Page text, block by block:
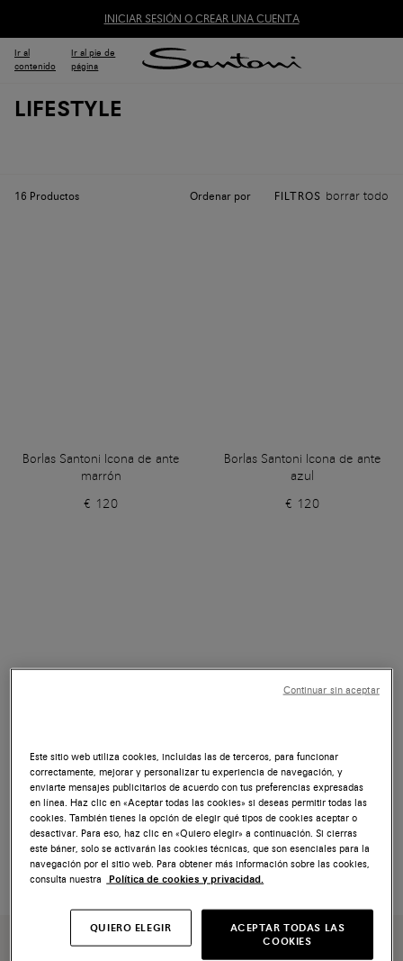
INICIAR SESIÓN O CREAR UNA CUENTA
Ir al
contenido
Ir al pie de
página
LIFESTYLE
16 Productos Ordenar por FILTROS borrar todo
Borlas Santoni Icona de ante
marrón
€ 120
Borlas Santoni Icona de ante
azul
€ 120
Borlas Santoni Icona de piel azul
€ 120
Borlas Santoni Icona Velatura de
piel marrón
€ 120
Este sitio web utiliza cookies, incluidas las de terceros, para funcionar
correctamente, mejorar y personalizar tu experiencia de navegación, y
enviarte mensajes publicitarios de acuerdo con tus preferencias expresadas
en línea. Haz clic en «Aceptar todas las cookies» si deseas permitir todas las
cookies. También tienes la opción de elegir qué tipos de cookies aceptar o
desactivar. Para eso, haz clic en «Quiero elegir» a continuación. Si cierras
este báner, solo se activarán las cookies técnicas, que son esenciales para la
navegación por el sitio web. Para obtener más información sobre las cookies,
consulta nuestra
Política de cookies y privacidad.
QUIERO ELEGIR
ACEPTAR TODAS LAS
COOKIES
Continuar sin aceptar